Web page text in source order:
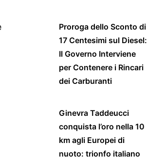
Proroga dello Sconto di
17 Centesimi sul Diesel:
Il Governo Interviene
per Contenere i Rincari
dei Carburanti
Ginevra Taddeucci
conquista l’oro nella 10
km agli Europei di
nuoto: trionfo italiano